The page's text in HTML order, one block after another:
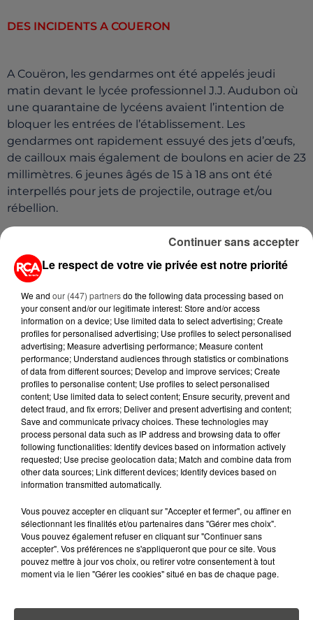
DES INCIDENTS A COUERON
A Couëron, les gendarmes ont été appelés jeudi
matin devant le lycée professionnel J.J. Audubon où
une quarantaine de lycéens avaient l’intention de
bloquer les entrées de l’établissement. Les
gendarmes ont rapidement essuyé des jets d’œufs,
de cailloux mais également de boulons en acier de 23
millimètres. 6 jeunes âgés de 15 à 18 ans ont été
interpellés pour jets de projectile, outrage et/ou
rébellion.
Les lycéens et étudiants manifesteront à nouveau
jeudi 24 et jeudi 31 mars.
Sur la vitrine brisée de la Caisse d'épargne de la
place Graslin a#nantes.#manif #LoiTravail
pic.twitter.com/pJp5KobreW
— Anne-Hélène Dorison (@AnneHD44)17 mars 2016
A LIRE AUSSI...
6 août 2026
Le respect de votre vie privée est notre priorité
We and our (447) partnersdo the following data processing based on
your consent and/or our legitimate interest: Store and/or access
information on a device; Use limited data to select advertising; Create
profiles for personalised advertising; Use profiles to select personalised
advertising; Measure advertising performance; Measure content
performance; Understand audiences through statistics or combinations
of data from different sources; Develop and improve services; Create
profiles to personalise content; Use profiles to select personalised
content; Use limited data to select content; Ensure security, prevent and
detect fraud, and fix errors; Deliver and present advertising and content;
Save and communicate privacy choices. These technologies may
process personal data such as IP address and browsing data to offer
following functionalities: Identify devices based on information actively
requested; Use precise geolocation data; Match and combine data from
other data sources; Link different devices; Identify devices based on
information transmitted automatically.
Vous pouvez accepter en cliquant sur "Accepter et fermer", ou affiner en
sélectionnant les finalités et/ou partenaires dans "Gérer mes choix".
Vous pouvez également refuser en cliquant sur "Continuer sans
accepter". Vos préférences ne s'appliqueront que pour ce site. Vous
pouvez mettre à jour vos choix, ou retirer votre consentement à tout
moment via le lien "Gérer les cookies" situé en bas de chaque page.
Continuer sans accepter